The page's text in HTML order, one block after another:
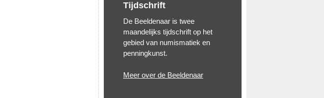
Tijdschrift
De Beeldenaar is twee
maandelijks tijdschrift op het
gebied van numismatiek en
penningkunst.
Meer over de Beeldenaar